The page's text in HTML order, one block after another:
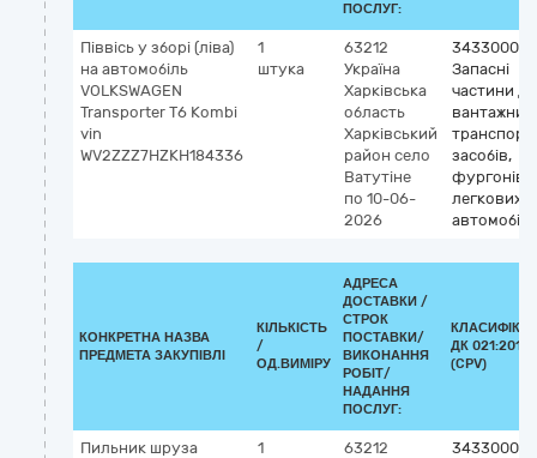
ПОСЛУГ:
Піввісь у зборі (ліва)
на автомобіль
VOLKSWAGEN
Transporter Т6 Kombi
vin
WV2ZZZ7HZKH184336
1
штука
63212
Україна
Харківська
область
Харківський
район село
Ватутіне
по 10-06-
2026
Запасні
частини до
вантажних
засобів,
фургонів
легкових
КОНКРЕТНА НАЗВА
ПРЕДМЕТА ЗАКУПІВЛІ
КІЛЬКІСТЬ
/
ОД.ВИМІРУ
АДРЕСА
ДОСТАВКИ /
СТРОК
ПОСТАВКИ/
ВИКОНАННЯ
РОБІТ/
НАДАННЯ
ПОСЛУГ:
ДК 021:2015
(CPV)
Пильник шруза
1
63212